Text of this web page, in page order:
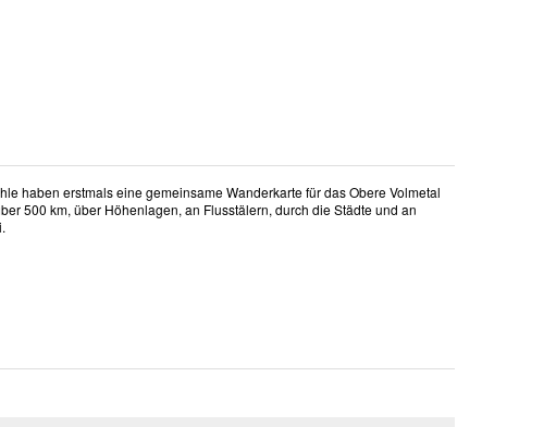
haben erstmals eine gemeinsame Wanderkarte für das Obere Volmetal
500 km, über Höhenlagen, an Flusstälern, durch die Städte und an